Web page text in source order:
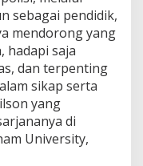
sebagai pendidik,
mendorong yang
hadapi saja
dan terpenting
sikap serta
yang
di
University,